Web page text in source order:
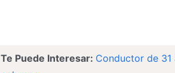
Te Puede Interesar: Conductor de